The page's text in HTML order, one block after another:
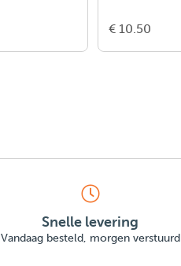
€ 10.50
Snelle levering
Vandaag besteld, morgen verstuurd